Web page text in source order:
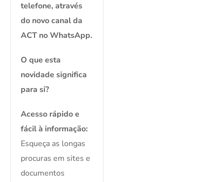
telefone, através
do novo canal da
ACT no WhatsApp.
O que esta
novidade significa
para si?
Acesso rápido e
fácil à informação:
Esqueça as longas
procuras em sites e
documentos